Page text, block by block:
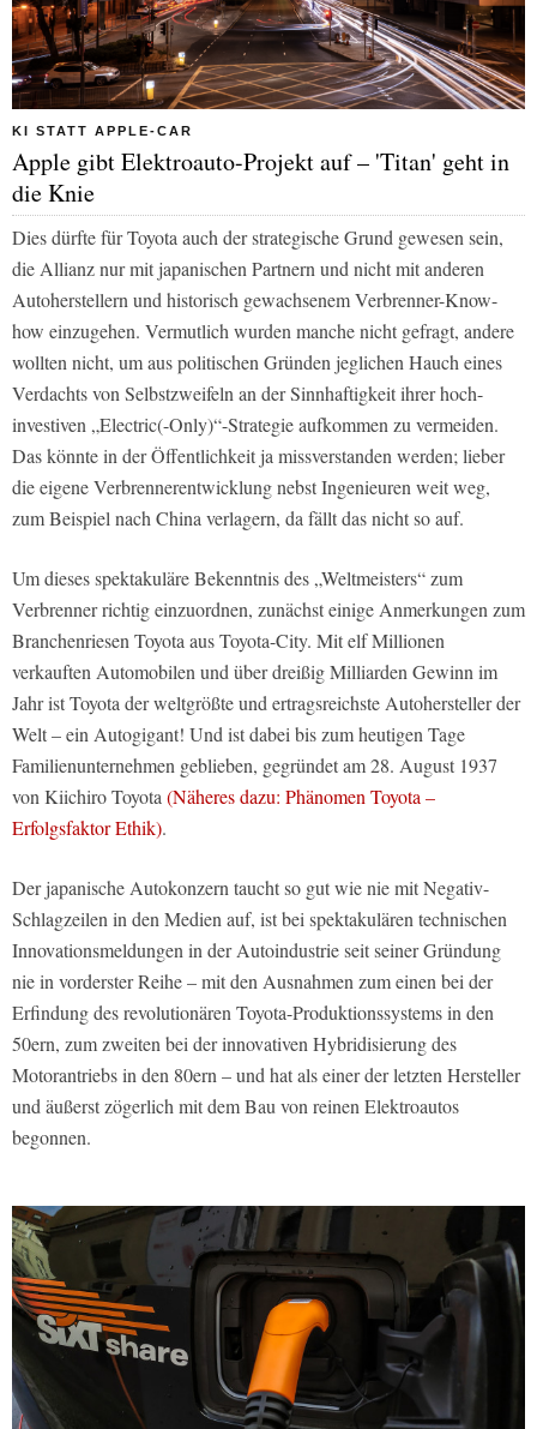
KI STATT APPLE-CAR
Apple gibt Elektroauto-Projekt auf – 'Titan' geht in
die Knie
Dies dürfte für Toyota auch der strategische Grund gewesen sein,
die Allianz nur mit japanischen Partnern und nicht mit anderen
Autoherstellern und historisch gewachsenem Verbrenner-Know-
how einzugehen. Vermutlich wurden manche nicht gefragt, andere
wollten nicht, um aus politischen Gründen jeglichen Hauch eines
Verdachts von Selbstzweifeln an der Sinnhaftigkeit ihrer hoch-
investiven „Electric(-Only)“-Strategie aufkommen zu vermeiden.
Das könnte in der Öffentlichkeit ja missverstanden werden; lieber
die eigene Verbrennerentwicklung nebst Ingenieuren weit weg,
zum Beispiel nach China verlagern, da fällt das nicht so auf.
Um dieses spektakuläre Bekenntnis des „Weltmeisters“ zum
Verbrenner richtig einzuordnen, zunächst einige Anmerkungen zum
Branchenriesen Toyota aus Toyota-City. Mit elf Millionen
verkauften Automobilen und über dreißig Milliarden Gewinn im
Jahr ist Toyota der weltgrößte und ertragsreichste Autohersteller der
Welt – ein Autogigant! Und ist dabei bis zum heutigen Tage
Familienunternehmen geblieben, gegründet am 28. August 1937
von Kiichiro Toyota(Näheres dazu: Phänomen Toyota –
Erfolgsfaktor Ethik).
Der japanische Autokonzern taucht so gut wie nie mit Negativ-
Schlagzeilen in den Medien auf, ist bei spektakulären technischen
Innovationsmeldungen in der Autoindustrie seit seiner Gründung
nie in vorderster Reihe – mit den Ausnahmen zum einen bei der
Erfindung des revolutionären Toyota-Produktionssystems in den
50ern, zum zweiten bei der innovativen Hybridisierung des
Motorantriebs in den 80ern – und hat als einer der letzten Hersteller
und äußerst zögerlich mit dem Bau von reinen Elektroautos
begonnen.